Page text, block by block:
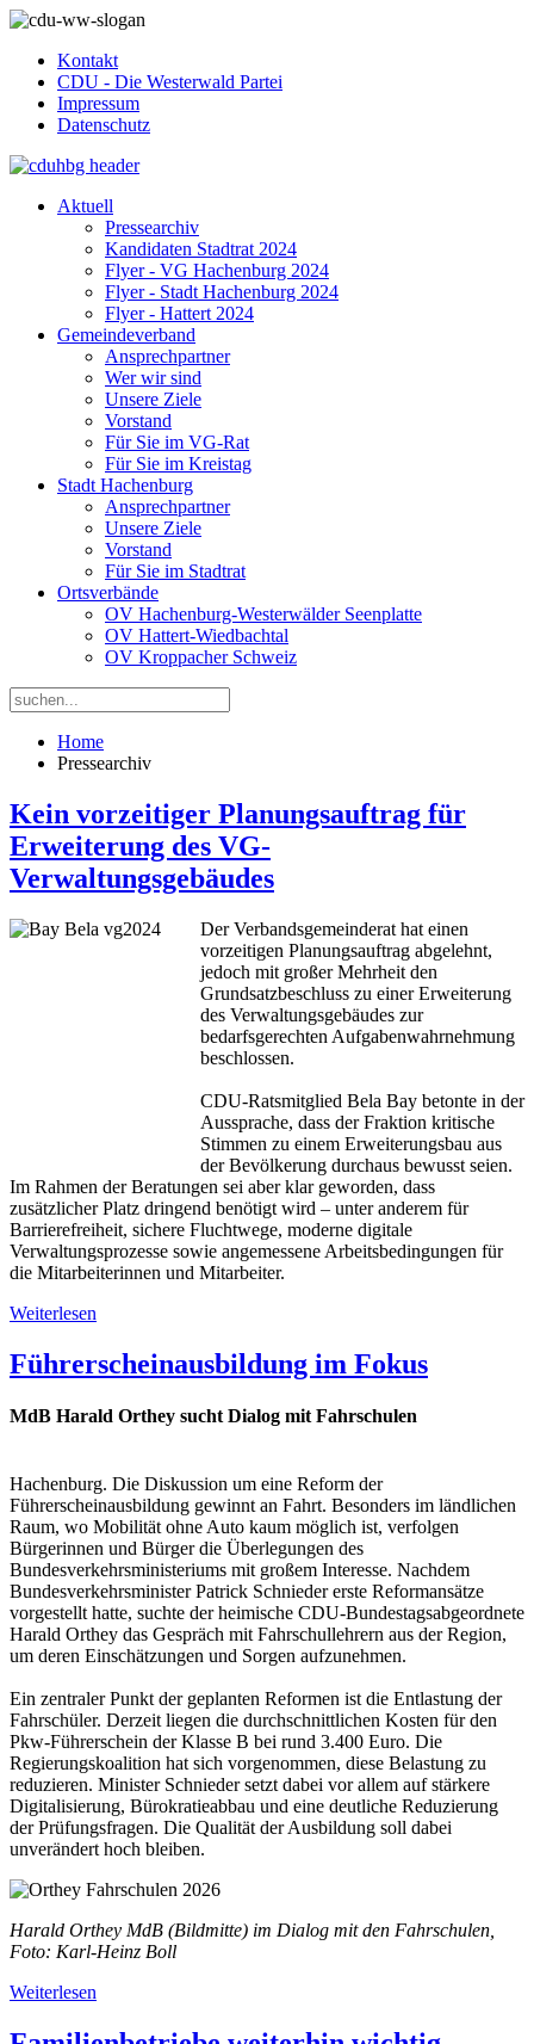
Kontakt
CDU - Die Westerwald Partei
Impressum
Datenschutz
Aktuell
Pressearchiv
Kandidaten Stadtrat 2024
Flyer - VG Hachenburg 2024
Flyer - Stadt Hachenburg 2024
Flyer - Hattert 2024
Gemeindeverband
Ansprechpartner
Wer wir sind
Unsere Ziele
Vorstand
Für Sie im VG-Rat
Für Sie im Kreistag
Stadt Hachenburg
Ansprechpartner
Unsere Ziele
Vorstand
Für Sie im Stadtrat
Ortsverbände
OV Hachenburg-Westerwälder Seenplatte
OV Hattert-Wiedbachtal
OV Kroppacher Schweiz
Home
Pressearchiv
Kein vorzeitiger Planungsauftrag für
Erweiterung des VG-
Verwaltungsgebäudes
Der Verbandsgemeinderat hat einen
vorzeitigen Planungsauftrag abgelehnt,
jedoch mit großer Mehrheit den
Grundsatzbeschluss zu einer Erweiterung
des Verwaltungsgebäudes zur
bedarfsgerechten Aufgabenwahrnehmung
beschlossen.
CDU-Ratsmitglied Bela Bay betonte in der
Aussprache, dass der Fraktion kritische
Stimmen zu einem Erweiterungsbau aus
der Bevölkerung durchaus bewusst seien.
Im Rahmen der Beratungen sei aber klar geworden, dass
zusätzlicher Platz dringend benötigt wird – unter anderem für
Barrierefreiheit, sichere Fluchtwege, moderne digitale
Verwaltungsprozesse sowie angemessene Arbeitsbedingungen für
die Mitarbeiterinnen und Mitarbeiter.
Weiterlesen
Führerscheinausbildung im Fokus
MdB Harald Orthey sucht Dialog mit Fahrschulen
Hachenburg. Die Diskussion um eine Reform der
Führerscheinausbildung gewinnt an Fahrt. Besonders im ländlichen
Raum, wo Mobilität ohne Auto kaum möglich ist, verfolgen
Bürgerinnen und Bürger die Überlegungen des
Bundesverkehrsministeriums mit großem Interesse. Nachdem
Bundesverkehrsminister Patrick Schnieder erste Reformansätze
vorgestellt hatte, suchte der heimische CDU-Bundestagsabgeordnete
Harald Orthey das Gespräch mit Fahrschullehrern aus der Region,
um deren Einschätzungen und Sorgen aufzunehmen.
Ein zentraler Punkt der geplanten Reformen ist die Entlastung der
Fahrschüler. Derzeit liegen die durchschnittlichen Kosten für den
Pkw-Führerschein der Klasse B bei rund 3.400 Euro. Die
Regierungskoalition hat sich vorgenommen, diese Belastung zu
reduzieren. Minister Schnieder setzt dabei vor allem auf stärkere
Digitalisierung, Bürokratieabbau und eine deutliche Reduzierung
der Prüfungsfragen. Die Qualität der Ausbildung soll dabei
unverändert hoch bleiben.
Harald Orthey MdB (Bildmitte) im Dialog mit den Fahrschulen,
Foto: Karl-Heinz Boll
Weiterlesen